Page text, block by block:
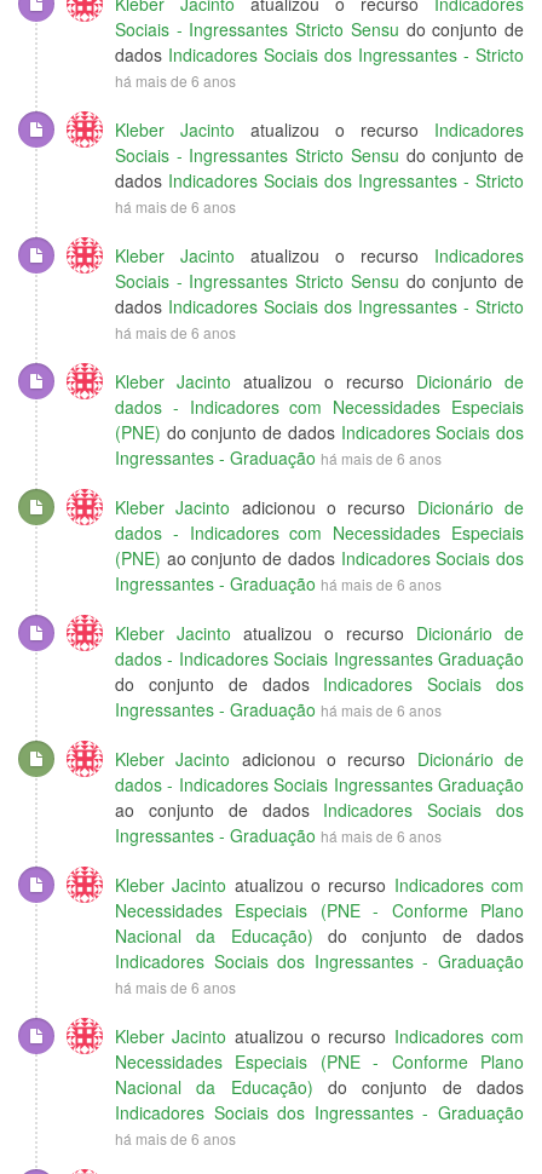
Sociais - Ingressantes Stricto Sensu do conjunto de
dados Indicadores Sociais dos Ingressantes - Stricto
há mais de 6 anos
Kleber Jacinto atualizou o recurso Indicadores
Sociais - Ingressantes Stricto Sensu do conjunto de
dados Indicadores Sociais dos Ingressantes - Stricto
há mais de 6 anos
Kleber Jacinto atualizou o recurso Indicadores
Sociais - Ingressantes Stricto Sensu do conjunto de
dados Indicadores Sociais dos Ingressantes - Stricto
há mais de 6 anos
Kleber Jacinto atualizou o recurso Dicionário de
dados - Indicadores com Necessidades Especiais
(PNE) do conjunto de dados Indicadores Sociais dos
Ingressantes - Graduação há mais de 6 anos
Kleber Jacinto adicionou o recurso Dicionário de
dados - Indicadores com Necessidades Especiais
(PNE) ao conjunto de dados Indicadores Sociais dos
Ingressantes - Graduação há mais de 6 anos
Kleber Jacinto atualizou o recurso Dicionário de
dados - Indicadores Sociais Ingressantes Graduação
do conjunto de dados Indicadores Sociais dos
Ingressantes - Graduação há mais de 6 anos
Kleber Jacinto adicionou o recurso Dicionário de
dados - Indicadores Sociais Ingressantes Graduação
ao conjunto de dados Indicadores Sociais dos
Ingressantes - Graduação há mais de 6 anos
Kleber Jacinto atualizou o recurso Indicadores com
Necessidades Especiais (PNE - Conforme Plano
Nacional da Educação) do conjunto de dados
Indicadores Sociais dos Ingressantes - Graduação
há mais de 6 anos
Kleber Jacinto atualizou o recurso Indicadores com
Necessidades Especiais (PNE - Conforme Plano
Nacional da Educação) do conjunto de dados
Indicadores Sociais dos Ingressantes - Graduação
há mais de 6 anos